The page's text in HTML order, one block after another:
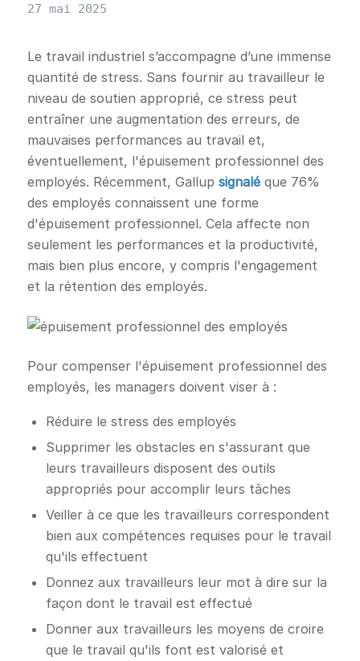
27 mai 2025
Le travail industriel s’accompagne d’une immense
quantité de stress. Sans fournir au travailleur le
niveau de soutien approprié, ce stress peut
entraîner une augmentation des erreurs, de
mauvaises performances au travail et,
éventuellement, l'épuisement professionnel des
employés. Récemment, Gallup signaléque 76%
des employés connaissent une forme
d'épuisement professionnel. Cela affecte non
seulement les performances et la productivité,
mais bien plus encore, y compris l'engagement
et la rétention des employés.
Pour compenser l'épuisement professionnel des
employés, les managers doivent viser à :
Réduire le stress des employés
Supprimer les obstacles en s'assurant que
leurs travailleurs disposent des outils
appropriés pour accomplir leurs tâches
Veiller à ce que les travailleurs correspondent
bien aux compétences requises pour le travail
qu'ils effectuent
Donnez aux travailleurs leur mot à dire sur la
façon dont le travail est effectué
Donner aux travailleurs les moyens de croire
que le travail qu'ils font est valorisé et